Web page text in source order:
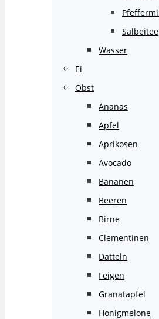
Salbeitee
Wasser
Ei
Obst
Ananas
Apfel
Aprikosen
Avocado
Bananen
Beeren
Birne
Clementinen
Datteln
Feigen
Granatapfel
Honigmelone